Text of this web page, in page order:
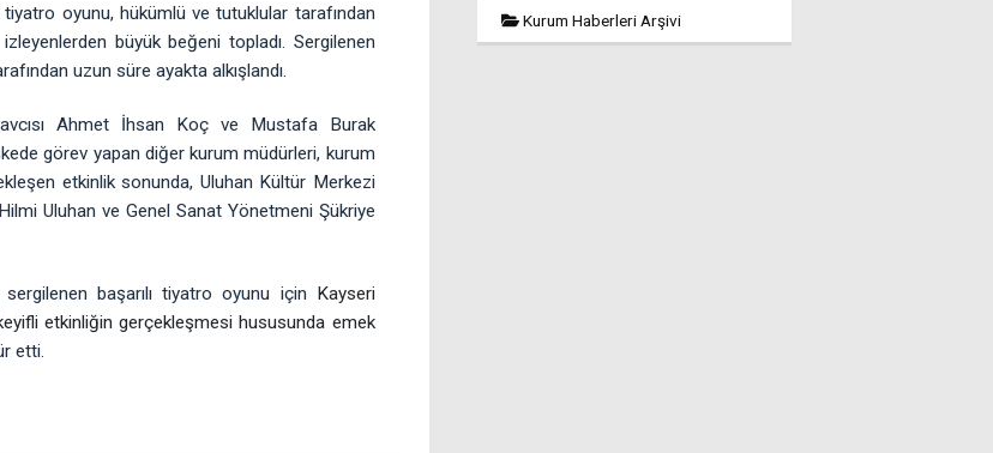
oyunu, hükümlü ve tutuklular tarafından
büyük beğeni topladı. Sergilenen
uzun süre ayakta alkışlandı.
Ahmet İhsan Koç ve Mustafa Burak
görev yapan diğer kurum müdürleri, kurum
etkinlik sonunda, Uluhan Kültür Merkezi
Uluhan ve Genel Sanat Yönetmeni Şükriye
başarılı tiyatro oyunu için Kayseri
etkinliğin gerçekleşmesi hususunda emek
etti.
Kurum Haberleri Arşivi